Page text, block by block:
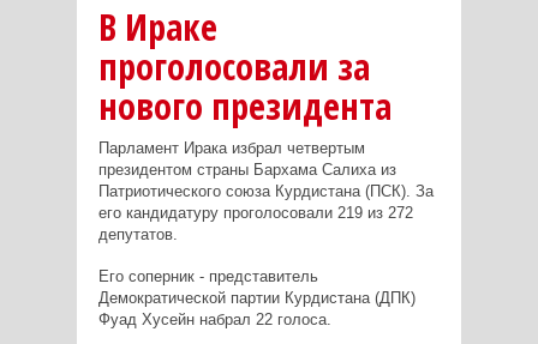
В Ираке
проголосовали за
нового президента
Парламент Ирака избрал четвертым
президентом страны Бархама Салиха из
Патриотического союза Курдистана (ПСК). За
его кандидатуру проголосовали 219 из 272
депутатов.
Его соперник - представитель
Демократической партии Курдистана (ДПК)
Фуад Хусейн набрал 22 голоса.